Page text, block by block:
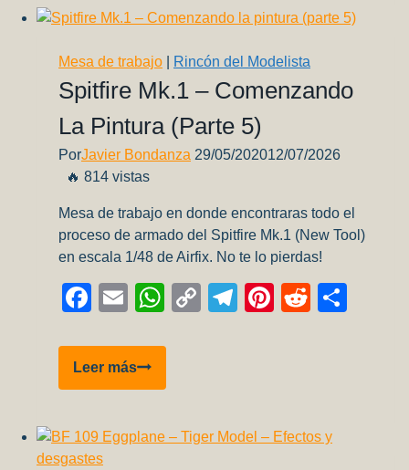
Yak-
–
Mikro
Mir
Mesa de trabajo Rincón del Modelista
Spitfire Mk.1 – Comenzando
La Pintura (parte 5)
PorJavier Bondanza 29/05/202012/07/2026
🔥 814 vistas
Mesa de trabajo en donde encontraras todo el
proceso de armado del Spitfire Mk.1 (New Tool)
en escala 1/48 de Airfix. No te lo pierdas!
Facebook
EmailWhatsApp
CopyTelegram
Pinterest
Reddit
Leer másSpitfire
Mk.1
Comenzando